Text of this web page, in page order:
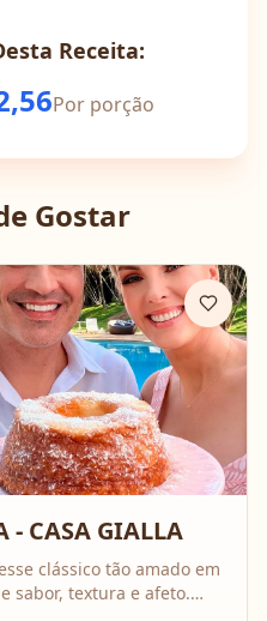
Receita:
Por porção
Gostar
- CASA GIALLA
clássico tão amado em
sabor, textura e afeto.